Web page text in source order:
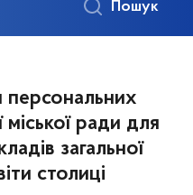
Пошук
персональних
міської ради для
загальної
столиці